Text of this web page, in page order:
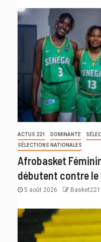
ACTUS 221 DOMINANTE
SÉLECTIONS NATIONALES
Afrobasket
débutent contre le
5 août 2026 Basket221